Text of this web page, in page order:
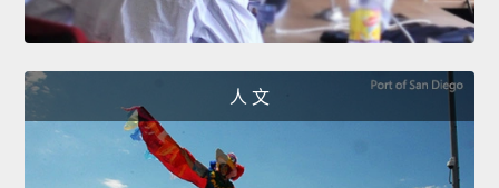
人 文